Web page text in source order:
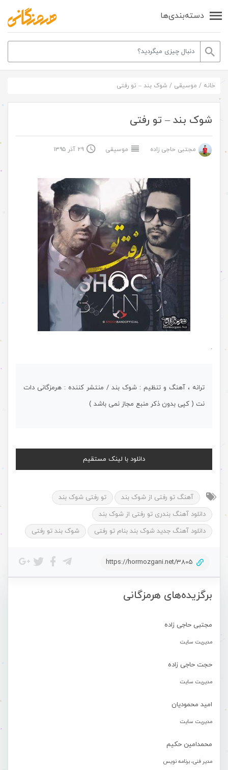
دسته‌بندی‌ها
برگزیده‌های هرمزگانی
مجتبی حاجی زاده
مدیریت سایت
حجت حاجی زاده
مدیریت سایت
امید محمودیان
مدیریت سایت
محمدامین حکیم
مدیر فنی، برنامه نویس
خانه / موسیقی / شوک بند – تو رفتی
شوک بند – تو رفتی
مجتبی حاجی زاده موسیقی ۲۹ آذر ۱۳۹۵
.
ترانه ، آهنگ و تنظیم : شوک بند / منتشر کننده : هرمزگانی دات
نت ( کپی بدون ذکر منبع مجاز نمی باشد )
دانلود با لینک مستقیم
آهنگ تو رفتی از شوک بند
تو رفتی شوک بند
دانلود آهنگ بندری تو رفتی از شوک بند
دانلود آهنگ جدید شوک بند بنام تو رفتی
شوک بند تو رفتی
https://hormozgani.net/3805